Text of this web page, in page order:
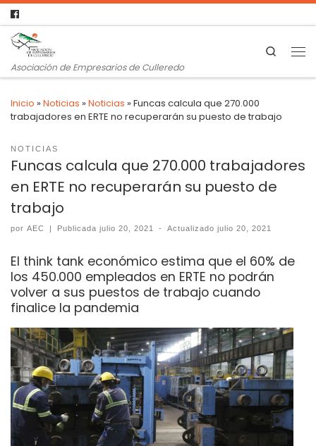
Asociación de Empresarios de Culleredo
Search
Inicio »Noticias »Noticias »Funcas calcula que 270.000
trabajadores en ERTE no recuperarán su puesto de trabajo
NOTICIAS
Funcas calcula que 270.000 trabajadores
en ERTE no recuperarán su puesto de
trabajo
por AEC | Publicadajulio 20, 2021 - Actualizadojulio 20, 2021
El think tank económico estima que el 60% de
los 450.000 empleados en ERTE no podrán
volver a sus puestos de trabajo cuando
finalice la pandemia